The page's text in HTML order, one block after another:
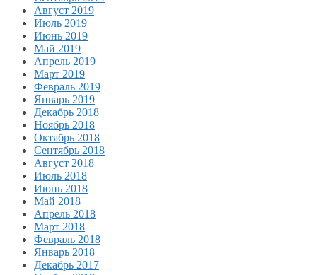
Август 2019
Июль 2019
Июнь 2019
Май 2019
Апрель 2019
Март 2019
Февраль 2019
Январь 2019
Декабрь 2018
Ноябрь 2018
Октябрь 2018
Сентябрь 2018
Август 2018
Июль 2018
Июнь 2018
Май 2018
Апрель 2018
Март 2018
Февраль 2018
Январь 2018
Декабрь 2017